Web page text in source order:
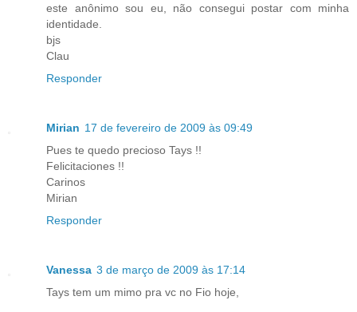
este anônimo sou eu, não consegui postar com minha
identidade.
bjs
Clau
Responder
Mirian 17 de fevereiro de 2009 às 09:49
Pues te quedo precioso Tays !!
Felicitaciones !!
Carinos
Mirian
Responder
Vanessa 3 de março de 2009 às 17:14
Tays tem um mimo pra vc no Fio hoje,